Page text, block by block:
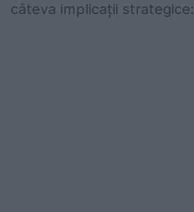
câteva implicații strategice: